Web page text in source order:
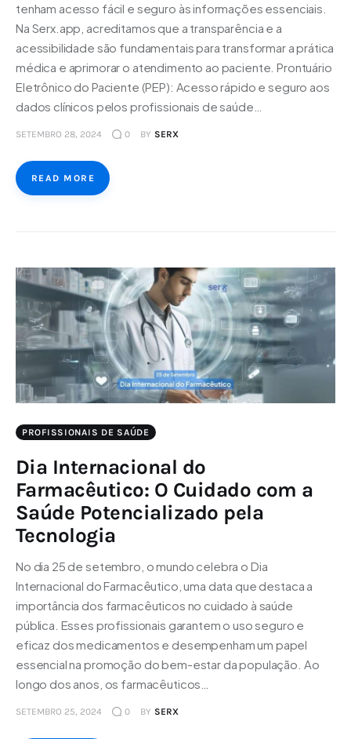
tenham acesso fácil e seguro às informações essenciais.
Na Serx.app, acreditamos que a transparência e a
acessibilidade são fundamentais para transformar a prática
médica e aprimorar o atendimento ao paciente. Prontuário
Eletrônico do Paciente (PEP): Acesso rápido e seguro aos
dados clínicos pelos profissionais de saúde…
SETEMBRO 28, 2024 0 BY SERX
READ MORE
PROFISSIONAIS DE SAÚDE
Dia Internacional do
Farmacêutico: O Cuidado com a
Saúde Potencializado pela
Tecnologia
No dia 25 de setembro, o mundo celebra o Dia
Internacional do Farmacêutico, uma data que destaca a
importância dos farmacêuticos no cuidado à saúde
pública. Esses profissionais garantem o uso seguro e
eficaz dos medicamentos e desempenham um papel
essencial na promoção do bem-estar da população. Ao
longo dos anos, os farmacêuticos…
SETEMBRO 25, 2024 0 BY SERX